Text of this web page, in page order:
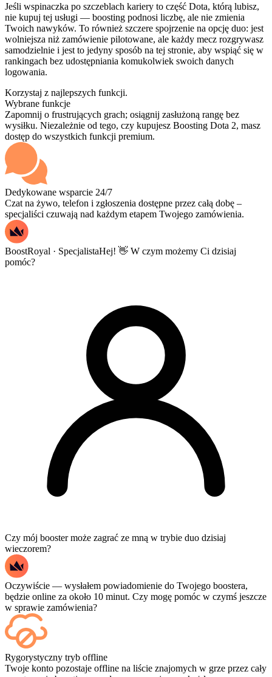
Jeśli wspinaczka po szczeblach kariery to część Dota, którą lubisz,
nie kupuj tej usługi — boosting podnosi liczbę, ale nie zmienia
Twoich nawyków. To również szczere spojrzenie na opcję duo: jest
wolniejsza niż zamówienie pilotowane, ale każdy mecz rozgrywasz
samodzielnie i jest to jedyny sposób na tej stronie, aby wspiąć się w
rankingach bez udostępniania komukolwiek swoich danych
logowania.
Korzystaj z najlepszych funkcji.
Wybrane funkcje
Zapomnij o frustrujących grach; osiągnij zasłużoną rangę bez
wysiłku. Niezależnie od tego, czy kupujesz Boosting Dota 2, masz
dostęp do wszystkich funkcji premium.
Dedykowane wsparcie 24/7
Czat na żywo, telefon i zgłoszenia dostępne przez całą dobę –
specjaliści czuwają nad każdym etapem Twojego zamówienia.
BoostRoyal · SpecjalistaHej! 👋 W czym możemy Ci dzisiaj
pomóc?
Czy mój booster może zagrać ze mną w trybie duo dzisiaj
wieczorem?
Oczywiście — wysłałem powiadomienie do Twojego boostera,
będzie online za około 10 minut. Czy mogę pomóc w czymś jeszcze
w sprawie zamówienia?
Tak — każdy mecz pojawia się w Twoim panelu zaraz po
zakończeniu, a jeśli chcesz oglądać same rozgrywki, dodaj
Streaming przy kasie.
Rygorystyczny tryb offline
Twoje konto pozostaje offline na liście znajomych w grze przez cały